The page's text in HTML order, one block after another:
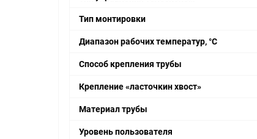
Тип монтировки
Диапазон рабочих температур, °С
Способ крепления трубы
Крепление «ласточкин хвост»
Материал трубы
Уровень пользователя